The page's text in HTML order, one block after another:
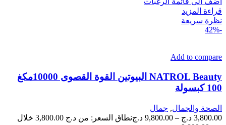
قراءة المزيد
نظرة سريعة
-42%
Add to compare
NATROL Beauty البيوتين القوة القصوى 10000مكغ
100 كبسولة
الصحة والجمال, جمال
3,800.00 د.ج –
9,800.00 د.ج
نطاق السعر: من ⁦3,800.00 د.ج⁩ خلال